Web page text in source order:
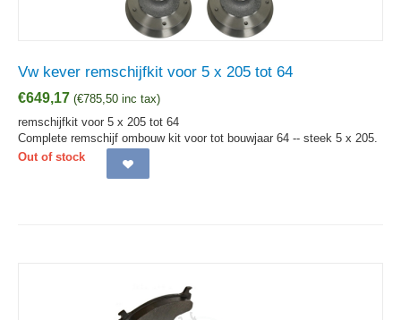
Vw kever remschijfkit voor 5 x 205 tot 64
€649,17 (€785,50 inc tax)
remschijfkit voor 5 x 205 tot 64
Complete remschijf ombouw kit voor tot bouwjaar 64 -- steek 5 x 205.
Out of stock